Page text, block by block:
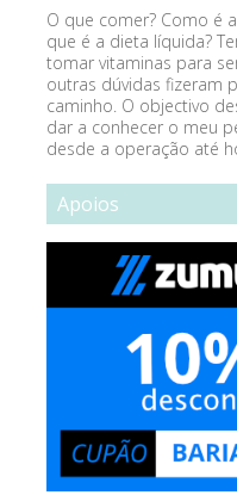
O que comer? Como é
que é a dieta líquida?
tomar vitaminas para
outras dúvidas fizeram
caminho. O objectivo
dar a conhecer o meu
desde a operação até
Apoios